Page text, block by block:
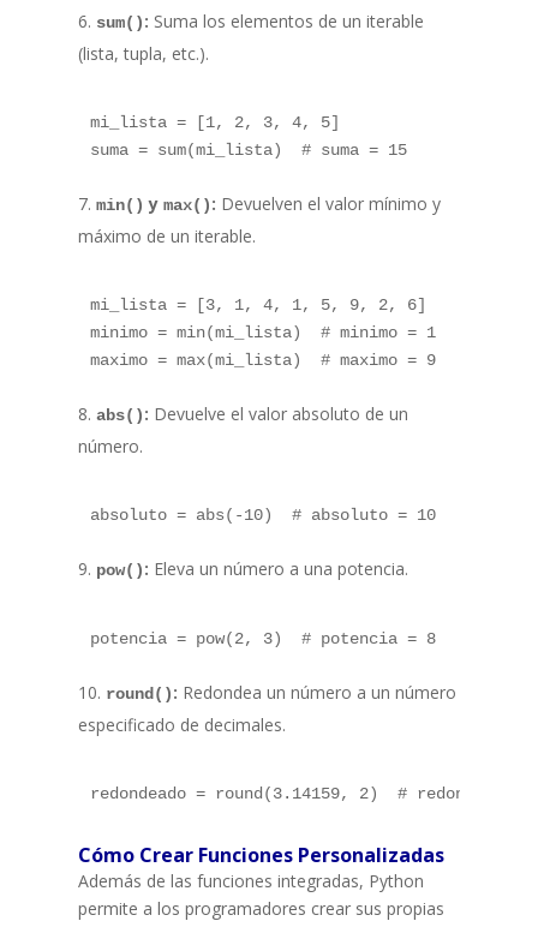
sum(): Suma los elementos de un iterable
(lista, tupla, etc.).
mi_lista = [1, 2, 3, 4, 5]
suma = sum(mi_lista)  # suma = 15
min() y max(): Devuelven el valor mínimo y
máximo de un iterable.
mi_lista = [3, 1, 4, 1, 5, 9, 2, 6]
minimo = min(mi_lista)  # minimo = 1
maximo = max(mi_lista)  # maximo = 9
abs(): Devuelve el valor absoluto de un
número.
absoluto = abs(-10)  # absoluto = 10
pow(): Eleva un número a una potencia.
potencia = pow(2, 3)  # potencia = 8
round(): Redondea un número a un número
especificado de decimales.
Cómo Crear Funciones Personalizadas
Además de las funciones integradas, Python
permite a los programadores crear sus propias